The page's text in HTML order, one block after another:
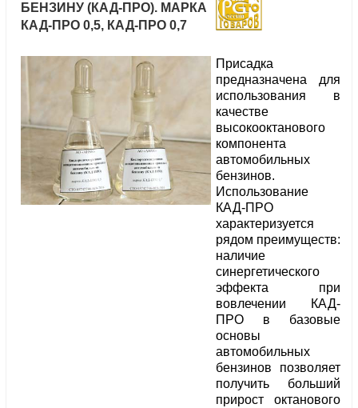
БЕНЗИНУ (КАД-ПРО). МАРКА
КАД-ПРО 0,5, КАД-ПРО 0,7
Присадка
предназначена для
использования в
качестве
высокооктанового
компонента
автомобильных
бензинов.
Использование
КАД-ПРО
характеризуется
рядом преимуществ:
наличие
синергетического
эффекта при
вовлечении КАД-
ПРО в базовые
основы
автомобильных
бензинов позволяет
получить больший
прирост октанового